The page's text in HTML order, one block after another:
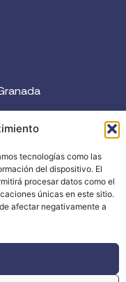
tecnologías como las
del dispositivo. El
procesar datos como el
únicas en este sitio.
afectar negativamente a